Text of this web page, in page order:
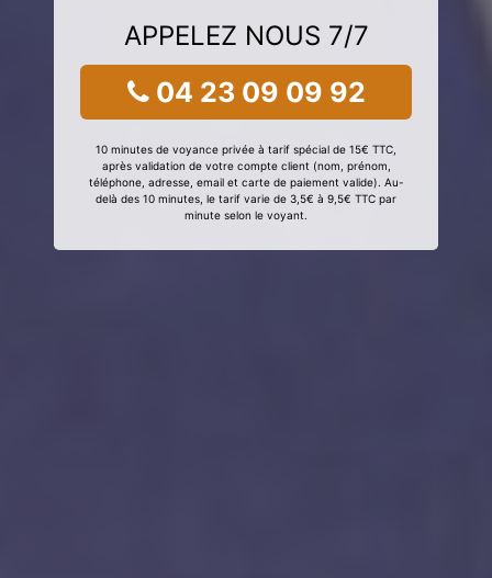
APPELEZ NOUS 7/7
04 23 09 09 92
10 minutes de voyance privée à tarif spécial de 15€ TTC,
après validation de votre compte client (nom, prénom,
téléphone, adresse, email et carte de paiement valide). Au-
delà des 10 minutes, le tarif varie de 3,5€ à 9,5€ TTC par
minute selon le voyant.